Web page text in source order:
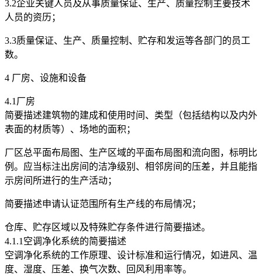
3.2企业关键人员及从事质量保证、生产、质量控制主要技术
人员的资历；
3.3质量保证、生产、质量控制、贮存和发运等各部门的员工
数。
4 厂房、设施和设备
4.1厂房
简要描述建筑物的建成和使用时间、类型（包括结构以及内外
表面的材质等）、场地的面积；
厂区总平面布局图、生产区域的平面布局图和流向图，标明比
例。应当标注出房间的洁净级别、相邻房间的压差，并且能指
示房间所进行的生产活动；
简要描述申请认证范围所有生产线的布局情况；
仓库、贮存区域以及特殊贮存条件进行简要描述。
4.1.1空调净化系统的简要描述
空调净化系统的工作原理、设计标准和运行情况，如进风、温
度、湿度、压差、换气次数、回风利用率等。